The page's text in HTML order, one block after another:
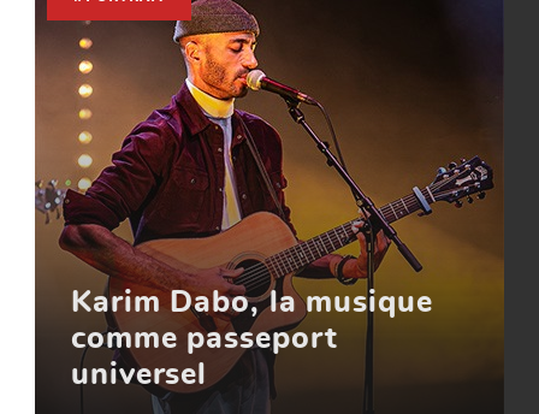
Karim Dabo, la musique
comme passeport
universel